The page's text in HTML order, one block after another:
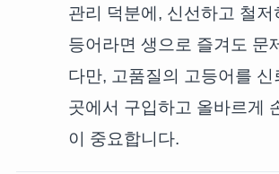
관리 덕분에, 신선하고 철저
등어라면 생으로 즐겨도 문
다만, 고품질의 고등어를 신
곳에서 구입하고 올바르게
이 중요합니다.